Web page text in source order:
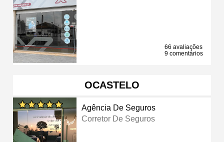
66 avaliações
9 comentários
OCASTELO
Agência De Seguros
Corretor De Seguros